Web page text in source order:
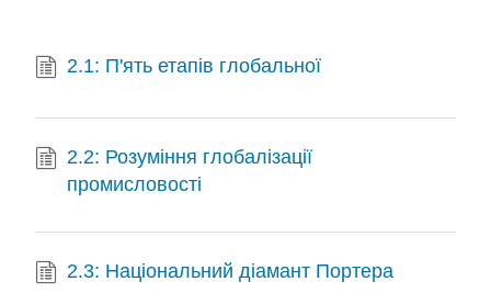
2.1: П'ять етапів глобальної
2.2: Розуміння глобалізації
промисловості
2.3: Національний діамант Портера